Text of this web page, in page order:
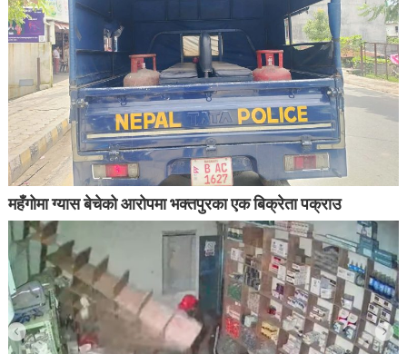
महँगोमा ग्यास बेचेको आरोपमा भक्तपुरका एक बिक्रेता पक्राउ